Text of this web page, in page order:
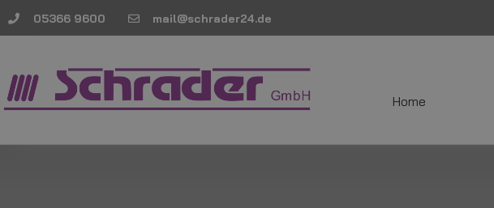
05366 9600 mail@schrader24.de
Home